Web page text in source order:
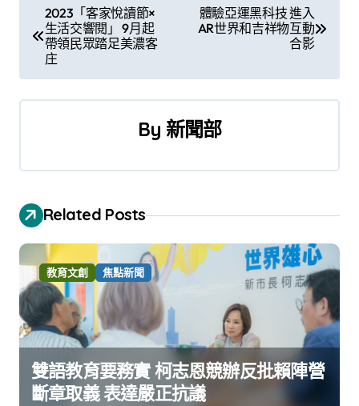
章
導
覽
2023「客家悅讀節×
生活交響閱」 9月起
帶領民眾踏足美濃客
庄
體驗亞運黑科技 進入
AR世界和吉祥物互動
合影
By 新聞部
Related Posts
教育文創 焦點新聞
雙語教育要務實 柯志恩競辦反批賴陣營
斷章取義 表達嚴正抗議